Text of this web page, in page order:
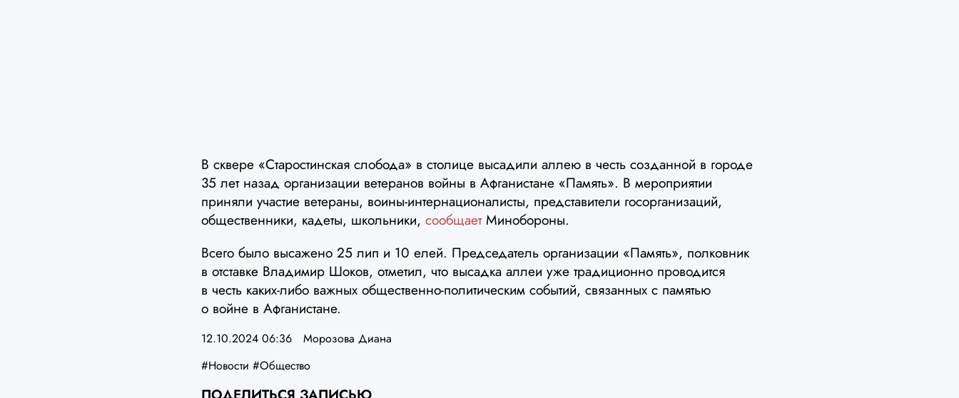
В сквере «Старостинская слобода» в столице высадили аллею в честь созданной в городе
35 лет назад организации ветеранов войны в Афганистане «Память». В мероприятии
приняли участие ветераны, воины-интернационалисты, представители госорганизаций,
общественники, кадеты, школьники, сообщаетМинобороны.
Всего было высажено 25 лип и 10 елей. Председатель организации «Память», полковник
в отставке Владимир Шоков, отметил, что высадка аллеи уже традиционно проводится
в честь каких-либо важных общественно-политическим событий, связанных с памятью
о войне в Афганистане.
12.10.2024 06:36
Морозова Диана
#Новости #Общество